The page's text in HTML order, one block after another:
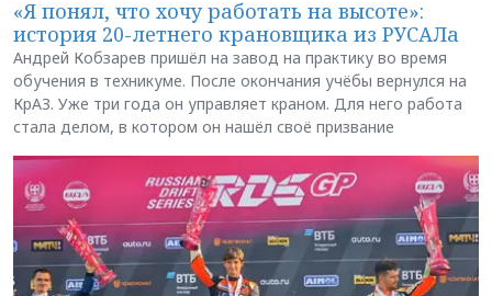
«Я понял, что хочу работать на высоте»:
история 20-летнего крановщика из РУСАЛа
Андрей Кобзарев пришёл на завод на практику во время
обучения в техникуме. После окончания учёбы вернулся на
КрАЗ. Уже три года он управляет краном. Для него работа
стала делом, в котором он нашёл своё призвание